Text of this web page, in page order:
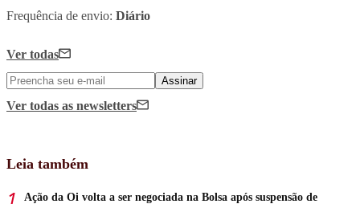
Frequência de envio: Diário
Ver todas
Assinar
Ver todas as newsletters
Leia também
Ação da Oi volta a ser negociada na Bolsa após suspensão de